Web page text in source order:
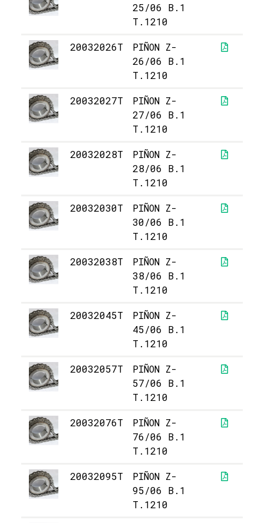
25/06 B.1
T.1210
20032026T
PIÑON Z-
26/06 B.1
T.1210
20032027T
PIÑON Z-
27/06 B.1
T.1210
20032028T
PIÑON Z-
28/06 B.1
T.1210
20032030T
PIÑON Z-
30/06 B.1
T.1210
20032038T
PIÑON Z-
38/06 B.1
T.1210
20032045T
PIÑON Z-
45/06 B.1
T.1210
20032057T
PIÑON Z-
57/06 B.1
T.1210
20032076T
PIÑON Z-
76/06 B.1
T.1210
20032095T
PIÑON Z-
95/06 B.1
T.1210